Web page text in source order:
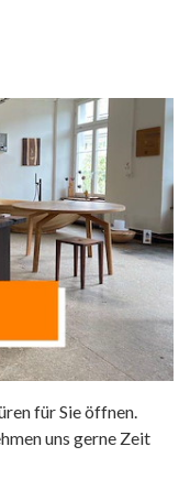
für Sie öffnen.
uns gerne Zeit